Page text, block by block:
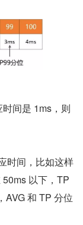
间是 1ms，则
时间，比如这样
以下，TP
AVG 和 TP 分位